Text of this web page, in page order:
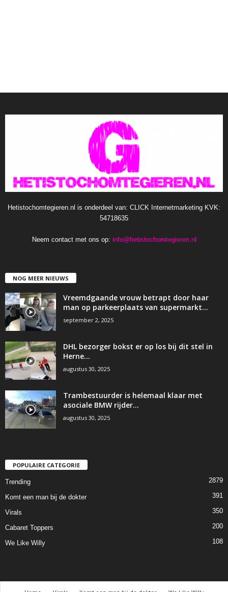
Hetistochomtegieren.nl is onderdeel van: CLICK Internetmarketing KVK:
54718635
Neem contact met ons op: info@hetistochomtegieren.nl
NOG MEER NIEUWS
Vreemdgaande vrouw betrapt door haar
man op parkeerplaats van supermarkt…
september 2, 2025
DHL bezorger bokst er op los bij dit stel in
Herne…
augustus 30, 2025
Trambestuurder is helemaal klaar met
asociale BMW rijder…
augustus 30, 2025
POPULAIRE CATEGORIE
Trending 2879
Komt een man bij de dokter 391
Virals 350
Cabaret Toppers 200
We Like Willy 108